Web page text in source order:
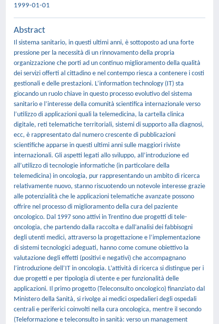
1999-01-01
Abstract
Il sistema sanitario, in questi ultimi anni, è sottoposto ad una forte
pressione per la necessità di un rinnovamento della propria
organizzazione che porti ad un continuo miglioramento della qualità
dei servizi offerti al cittadino e nel contempo riesca a contenere i costi
gestionali e delle prestazioni. L’information technology (IT) sta
giocando un ruolo chiave in questo processo evolutivo del sistema
sanitario e l’interesse della comunità scientifica internazionale verso
l’utilizzo di applicazioni quali la telemedicina, la cartella clinica
digitale, reti telematiche territoriali, sistemi di supporto alla diagnosi,
ecc, è rappresentato dal numero crescente di pubblicazioni
scientifiche apparse in questi ultimi anni sulle maggiori riviste
internazionali. Gli aspetti legati allo sviluppo, all’introduzione ed
all’utilizzo di tecnologie informatiche (in particolare della
telemedicina) in oncologia, pur rappresentando un ambito di ricerca
relativamente nuovo, stanno riscuotendo un notevole interesse grazie
alle potenzialità che le applicazioni telematiche avanzate possono
offrire nel processo di miglioramento della cura del paziente
oncologico. Dal 1997 sono attivi in Trentino due progetti di tele-
oncologia, che partendo dalla raccolta e dall’analisi dei fabbisogni
degli utenti medici, attraverso la progettazione e l’implementazione
di sistemi tecnologici adeguati, hanno come comune obiettivo la
valutazione degli effetti (positivi e negativi) che accompagnano
l’introduzione dell’IT in oncologia. L’attività di ricerca si distingue per i
due progetti e per tipologia di utente e per funzionalità delle
applicazioni. Il primo progetto (Teleconsulto oncologico) finanziato dal
Ministero della Sanità, si rivolge ai medici ospedalieri degli ospedali
centrali e periferici coinvolti nella cura oncologica, mentre il secondo
(Teleformazione e teleconsulto in sanità: verso un management